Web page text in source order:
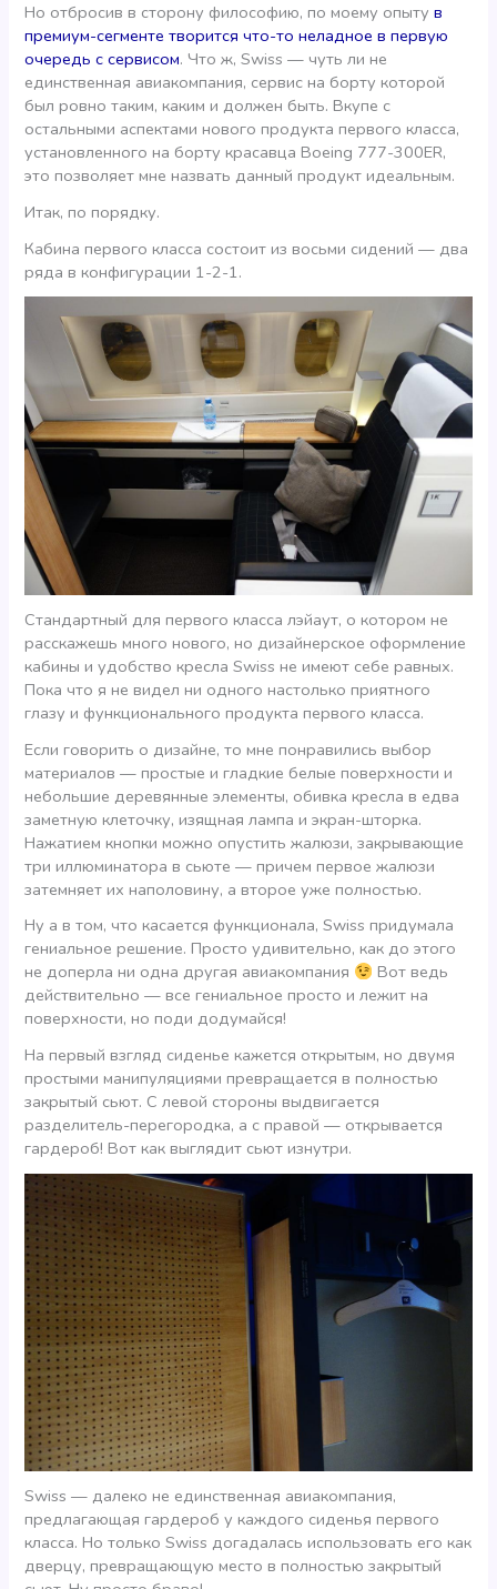
Но отбросив в сторону философию, по моему опытув
премиум-сегменте творится что-то неладное в первую
очередь с сервисом. Что ж, Swiss — чуть ли не
единственная авиакомпания, сервис на борту которой
был ровно таким, каким и должен быть. Вкупе с
остальными аспектами нового продукта первого класса,
установленного на борту красавца Boeing 777-300ER,
это позволяет мне назвать данный продукт идеальным.
Итак, по порядку.
Кабина первого класса состоит из восьми сидений — два
ряда в конфигурации 1-2-1.
Стандартный для первого класса лэйаут, о котором не
расскажешь много нового, но дизайнерское оформление
кабины и удобство кресла Swiss не имеют себе равных.
Пока что я не видел ни одного настолько приятного
глазу и функционального продукта первого класса.
Если говорить о дизайне, то мне понравились выбор
материалов — простые и гладкие белые поверхности и
небольшие деревянные элементы, обивка кресла в едва
заметную клеточку, изящная лампа и экран-шторка.
Нажатием кнопки можно опустить жалюзи, закрывающие
три иллюминатора в сьюте — причем первое жалюзи
затемняет их наполовину, а второе уже полностью.
Ну а в том, что касается функционала, Swiss придумала
гениальное решение. Просто удивительно, как до этого
не доперла ни одна другая авиакомпания
Вот ведь
действительно — все гениальное просто и лежит на
поверхности, но поди додумайся!
На первый взгляд сиденье кажется открытым, но двумя
простыми манипуляциями превращается в полностью
закрытый сьют. С левой стороны выдвигается
разделитель-перегородка, а с правой — открывается
гардероб! Вот как выглядит сьют изнутри.
Swiss — далеко не единственная авиакомпания,
предлагающая гардероб у каждого сиденья первого
класса. Но только Swiss догадалась использовать его как
дверцу, превращающую место в полностью закрытый